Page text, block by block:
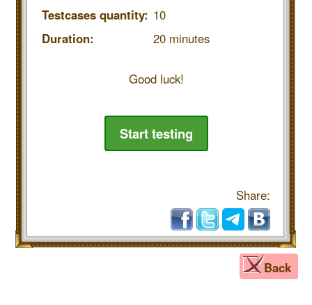
Testcases quantity: 10
Duration:
20 minutes
Good luck!
Start testing
Share:
Back